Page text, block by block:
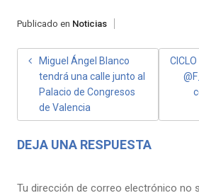
Publicado en Noticias
NAVEGACIÓN
ENTRADAS
Miguel Ángel Blanco
tendrá una calle junto al
Palacio de Congresos
de Valencia
DEJA UNA RESPUESTA
Tu dirección de correo electrónico no